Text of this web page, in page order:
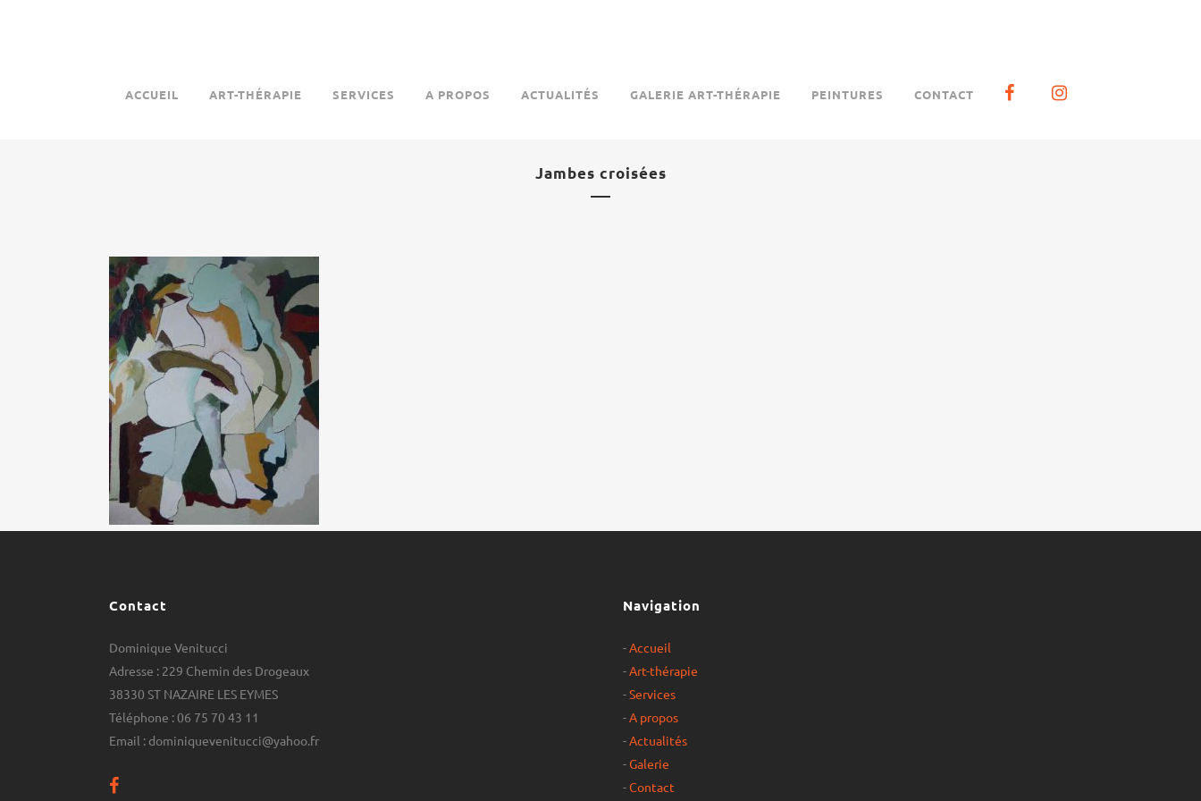
ACCUEIL ART-THÉRAPIE SERVICES A PROPOS ACTUALITÉS GALERIE ART-THÉRAPIE PEINTURES CONTACT
Jambes croisées
Contact
Dominique Venitucci
Adresse : 229 Chemin des Drogeaux
38330 ST NAZAIRE LES EYMES
Téléphone : 06 75 70 43 11
Email : dominiquevenitucci@yahoo.fr
Navigation
-Accueil
-Art-thérapie
-Services
-A propos
-Actualités
-Galerie
-Contact